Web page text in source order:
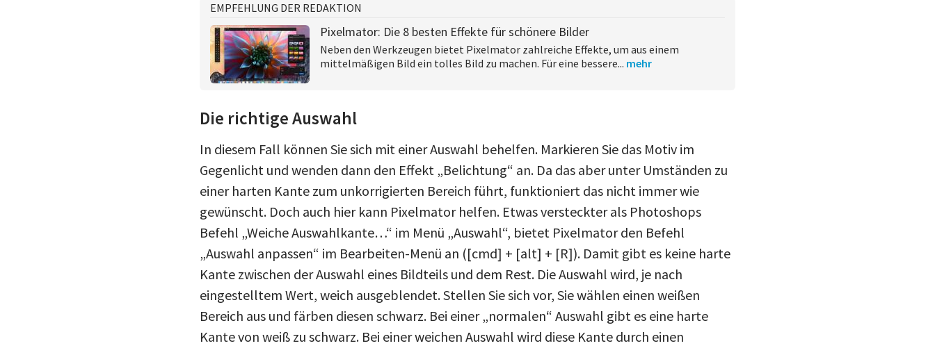
EMPFEHLUNG DER REDAKTION
Pixelmator: Die 8 besten Effekte für schönere Bilder
Neben den Werkzeugen bietet Pixelmator zahlreiche Effekte, um aus einem
mittelmäßigen Bild ein tolles Bild zu machen. Für eine bessere... mehr
Die richtige Auswahl
In diesem Fall können Sie sich mit einer Auswahl behelfen. Markieren Sie das Motiv im
Gegenlicht und wenden dann den Effekt „Belichtung“ an. Da das aber unter Umständen zu
einer harten Kante zum unkorrigierten Bereich führt, funktioniert das nicht immer wie
gewünscht. Doch auch hier kann Pixelmator helfen. Etwas versteckter als Photoshops
Befehl „Weiche Auswahlkante…“ im Menü „Auswahl“, bietet Pixelmator den Befehl
„Auswahl anpassen“ im Bearbeiten-Menü an ([cmd] + [alt] + [R]). Damit gibt es keine harte
Kante zwischen der Auswahl eines Bildteils und dem Rest. Die Auswahl wird, je nach
eingestelltem Wert, weich ausgeblendet. Stellen Sie sich vor, Sie wählen einen weißen
Bereich aus und färben diesen schwarz. Bei einer „normalen“ Auswahl gibt es eine harte
Kante von weiß zu schwarz. Bei einer weichen Auswahl wird diese Kante durch einen